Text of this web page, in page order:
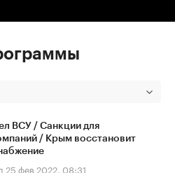
ВСУ / Санкции для
/ Крым восстановит
25 фев 2022, 08:31